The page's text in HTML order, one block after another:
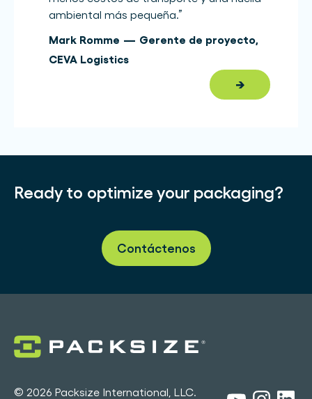
ambiental más pequeña.”
Mark Romme — Gerente de proyecto,
CEVA Logistics
→
Ready to optimize your packaging?
Contáctenos
© 2026 Packsize International, LLC.